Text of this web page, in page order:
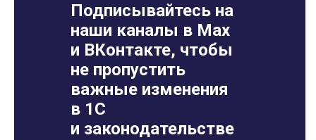
Подписывайтесь на
наши каналы в Max
и ВКонтакте, чтобы
не пропустить
важные изменения
в 1С
и законодательстве